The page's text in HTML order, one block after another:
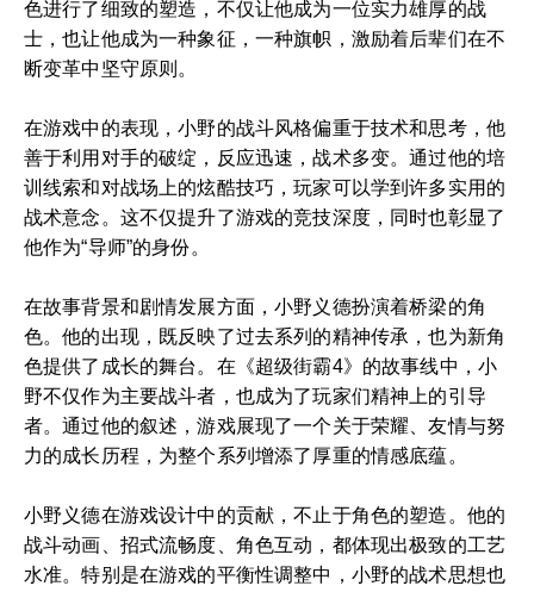
色进行了细致的塑造，不仅让他成为一位实力雄厚的战
士，也让他成为一种象征，一种旗帜，激励着后辈们在不
断变革中坚守原则。
在游戏中的表现，小野的战斗风格偏重于技术和思考，他
善于利用对手的破绽，反应迅速，战术多变。通过他的培
训线索和对战场上的炫酷技巧，玩家可以学到许多实用的
战术意念。这不仅提升了游戏的竞技深度，同时也彰显了
他作为“导师”的身份。
在故事背景和剧情发展方面，小野义德扮演着桥梁的角
色。他的出现，既反映了过去系列的精神传承，也为新角
色提供了成长的舞台。在《超级街霸4》的故事线中，小
野不仅作为主要战斗者，也成为了玩家们精神上的引导
者。通过他的叙述，游戏展现了一个关于荣耀、友情与努
力的成长历程，为整个系列增添了厚重的情感底蕴。
小野义德在游戏设计中的贡献，不止于角色的塑造。他的
战斗动画、招式流畅度、角色互动，都体现出极致的工艺
水准。特别是在游戏的平衡性调整中，小野的战术思想也